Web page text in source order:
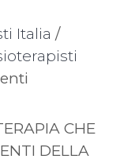
Italia /
CHE
DELLA